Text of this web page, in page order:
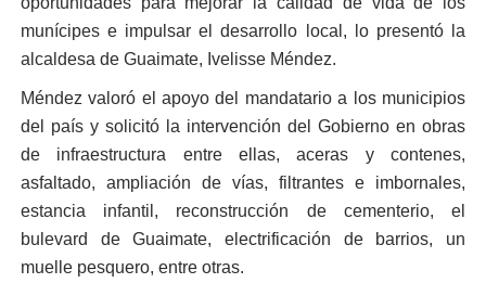
munícipes e impulsar el desarrollo local, lo presentó la
alcaldesa de Guaimate, Ivelisse Méndez.
Méndez valoró el apoyo del mandatario a los municipios
del país y solicitó la intervención del Gobierno en obras
de infraestructura entre ellas, aceras y contenes,
asfaltado, ampliación de vías, filtrantes e imbornales,
estancia infantil, reconstrucción de cementerio, el
bulevard de Guaimate, electrificación de barrios, un
muelle pesquero, entre otras.